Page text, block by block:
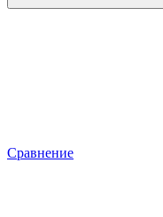
Сравнение